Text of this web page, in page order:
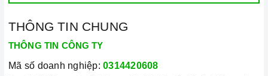
3. Tại sao nên chọn mua sản phẩm tại Home Best?
Cam kết hàng chính hãng:
THÔNG TIN CHUNG
THÔNG TIN CÔNG TY
Mã số doanh nghiệp: 0314420608